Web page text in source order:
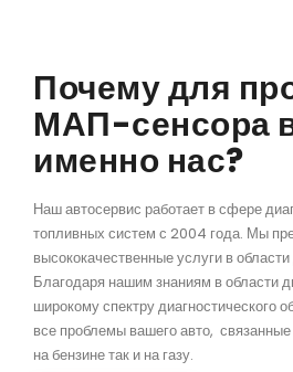
Почему для
МАП-сенсора
именно нас?
Наш автосервис работает в сфере
топливных систем с 2004 года. Мы
высококачественные услуги в
Благодаря нашим знаниям в области
широкому спектру диагностического
все проблемы вашего авто, связанные
на бензине так и на газу.